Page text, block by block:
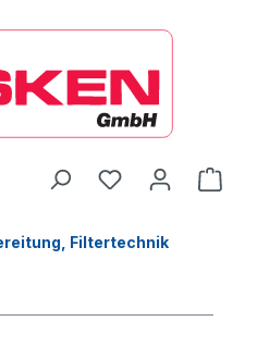
Filtertechnik